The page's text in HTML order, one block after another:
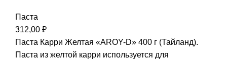
Паста
312,00 ₽
Паста Карри Желтая «AROY-D» 400 г (Тайланд).
Паста из желтой карри используется для